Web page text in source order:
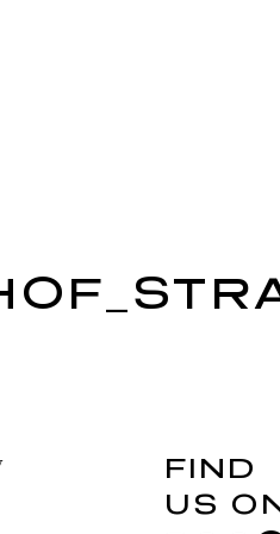
FIND
US